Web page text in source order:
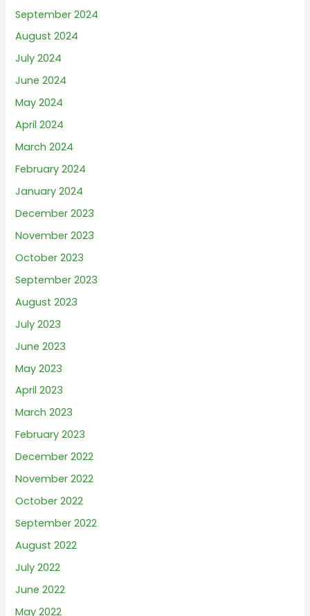
September 2024
August 2024
July 2024
June 2024
May 2024
April 2024
March 2024
February 2024
January 2024
December 2023
November 2023
October 2023
September 2023
August 2023
July 2023
June 2023
May 2023
April 2023
March 2023
February 2023
December 2022
November 2022
October 2022
September 2022
August 2022
July 2022
June 2022
May 2022